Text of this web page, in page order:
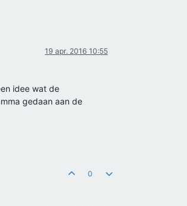
19 apr. 2016 10:55
idee wat de
gedaan aan de
0